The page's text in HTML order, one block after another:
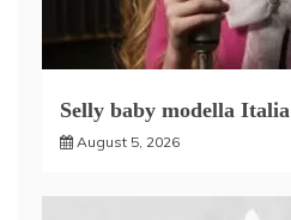
Selly baby modella Italia
August 5, 2026